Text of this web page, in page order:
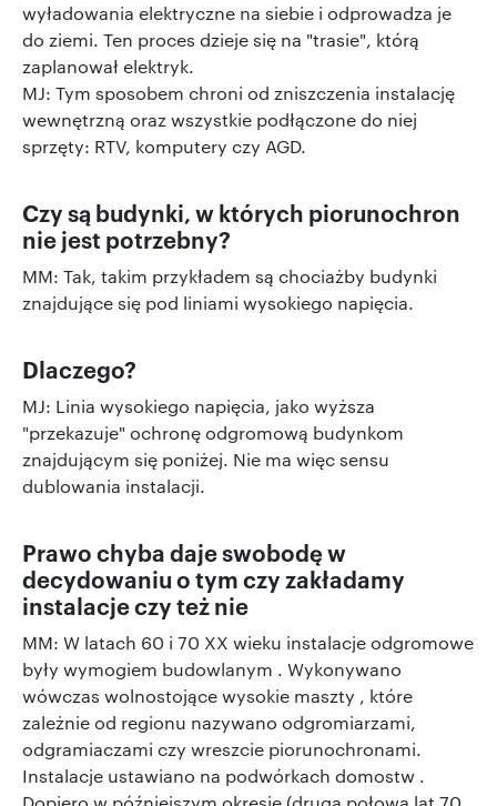
wyładowania elektryczne na siebie i odprowadza je
do ziemi. Ten proces dzieje się na "trasie", którą
zaplanował elektryk.
MJ: Tym sposobem chroni od zniszczenia instalację
wewnętrzną oraz wszystkie podłączone do niej
sprzęty: RTV, komputery czy AGD.
Czy są budynki, w których piorunochron
nie jest potrzebny?
MM: Tak, takim przykładem są chociażby budynki
znajdujące się pod liniami wysokiego napięcia.
Dlaczego?
MJ: Linia wysokiego napięcia, jako wyższa
"przekazuje" ochronę odgromową budynkom
znajdującym się poniżej. Nie ma więc sensu
dublowania instalacji.
Prawo chyba daje swobodę w
decydowaniu o tym czy zakładamy
instalacje czy też nie
MM: W latach 60 i 70 XX wieku instalacje odgromowe
były wymogiem budowlanym . Wykonywano
wówczas wolnostojące wysokie maszty , które
zależnie od regionu nazywano odgromiarzami,
odgramiaczami czy wreszcie piorunochronami.
Instalacje ustawiano na podwórkach domostw .